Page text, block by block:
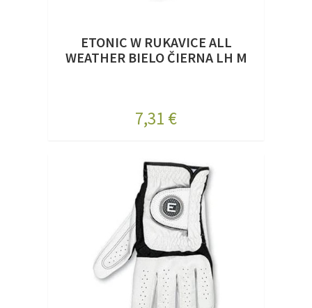
ETONIC W RUKAVICE ALL
WEATHER BIELO ČIERNA LH M
7,31 €